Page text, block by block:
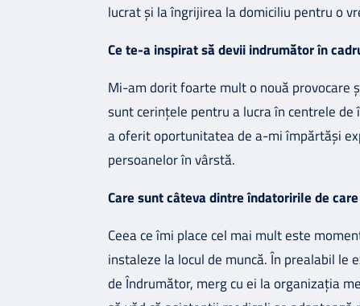
lucrat și la îngrijirea la domiciliu pentru o
Ce te-a inspirat să devii indrumător în
Mi-am dorit foarte mult o nouă provocare
sunt cerințele pentru a lucra în centrele
a oferit oportunitatea de a-mi împărtăși
persoanelor în vârstă.
Care sunt câteva dintre îndatoririle de
Ceea ce îmi place cel mai mult este
instaleze la locul de muncă. În prealabil le
de Îndrumător, merg cu ei la organizația